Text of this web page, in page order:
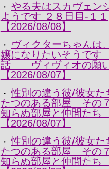
・
やる夫はスカヴェン
ようです ２８日目-１１
【2026/08/08】
・
ヴィクターちゃんは
嬢になりたいそうです
話 ヴィヴィオの願
【2026/08/07】
・
性別の違う彼/彼女た
たつのある部屋 そ
知らぬ部屋と仲間た
【2026/08/07】
・
性別の違う彼/彼女た
たつのある部屋 そ
知らぬ部屋と仲間た